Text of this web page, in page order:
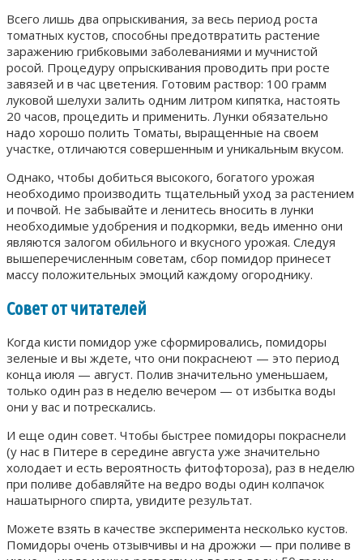
Всего лишь два опрыскивания, за весь период роста
томатных кустов, способны предотвратить растение
заражению грибковыми заболеваниями и мучнистой
росой. Процедуру опрыскивания проводить при росте
завязей и в час цветения. Готовим раствор: 100 грамм
луковой шелухи залить одним литром кипятка, настоять
20 часов, процедить и применить. Лунки обязательно
надо хорошо полить Томаты, выращенные на своем
участке, отличаются совершенным и уникальным вкусом.
Однако, чтобы добиться высокого, богатого урожая
необходимо производить тщательный уход за растением
и почвой. Не забывайте и ленитесь вносить в лунки
необходимые удобрения и подкормки, ведь именно они
являются залогом обильного и вкусного урожая. Следуя
вышеперечисленным советам, сбор помидор принесет
массу положительных эмоций каждому огороднику.
Совет от читателей
Когда кисти помидор уже сформировались, помидоры
зеленые и вы ждете, что они покраснеют — это период
конца июля — август. Полив значительно уменьшаем,
только один раз в неделю вечером — от избытка воды
они у вас и потрескались.
И еще один совет. Чтобы быстрее помидоры покраснели
(у нас в Питере в середине августа уже значительно
холодает и есть вероятность фитофтороза), раз в неделю
при поливе добавляйте на ведро воды один колпачок
нашатырного спирта, увидите результат.
Можете взять в качестве эксперимента несколько кустов.
Помидоры очень отзывчивы и на дрожжи — при поливе в